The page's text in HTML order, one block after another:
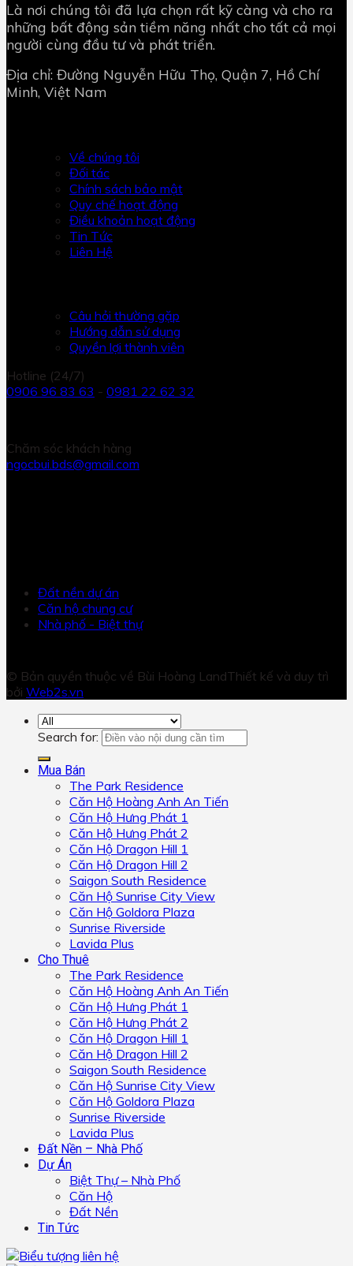
Là nơi chúng tôi đã lựa chọn rất kỹ càng và cho ra
những bất động sản tiềm năng nhất cho tất cả mọi
người cùng đầu tư và phát triển.
Địa chỉ: Đường Nguyễn Hữu Thọ, Quận 7, Hồ Chí
Minh, Việt Nam
Về chúng tôi
Đối tác
Chính sách bảo mật
Quy chế hoạt động
Điều khoản hoạt động
Tin Tức
Liên Hệ
Câu hỏi thường gặp
Hướng dẫn sử dụng
Quyền lợi thành viên
Hotline (24/7)
0906 96 83 63 - 0981 22 62 32
Chăm sóc khách hàng
ngocbui.bds@gmail.com
Đất nền dự án
Căn hộ chung cư
Nhà phố - Biệt thự
© Bản quyền thuộc về Bùi Hoàng LandThiết kế và duy trì
bởi Web2s.vn
Search for:
Mua Bán
The Park Residence
Căn Hộ Hoàng Anh An Tiến
Căn Hộ Hưng Phát 1
Căn Hộ Hưng Phát 2
Căn Hộ Dragon Hill 1
Căn Hộ Dragon Hill 2
Saigon South Residence
Căn Hộ Sunrise City View
Căn Hộ Goldora Plaza
Sunrise Riverside
Lavida Plus
Cho Thuê
The Park Residence
Căn Hộ Hoàng Anh An Tiến
Căn Hộ Hưng Phát 1
Căn Hộ Hưng Phát 2
Căn Hộ Dragon Hill 1
Căn Hộ Dragon Hill 2
Saigon South Residence
Căn Hộ Sunrise City View
Căn Hộ Goldora Plaza
Sunrise Riverside
Lavida Plus
Đất Nền – Nhà Phố
Dự Án
Biệt Thự – Nhà Phố
Căn Hộ
Đất Nền
Tin Tức